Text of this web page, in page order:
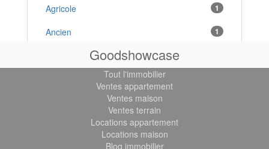
Agricole 1
Ancien 1
Exposition Sud
Goodshowcase
Tout l'immobilier
Ventes appartement
Ventes maison
Ventes terrain
Locations appartement
Locations maison
Blog immobilier